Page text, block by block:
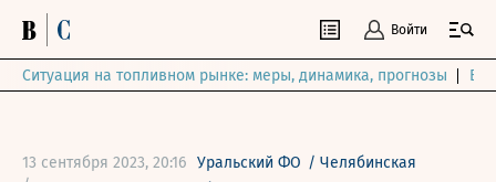
Войти
Ситуация на топливном рынке: меры, динамика, прогнозы
13 сентября 2023, 20:16
Уральский ФО /Челябинская